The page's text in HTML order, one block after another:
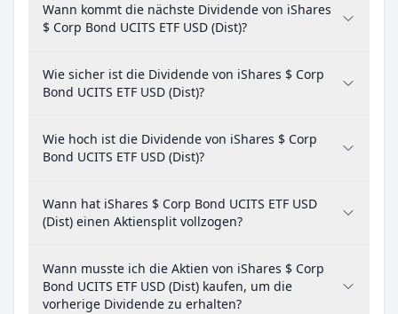
Wann kommt die nächste Dividende von iShares
$ Corp Bond UCITS ETF USD (Dist)?
Wie sicher ist die Dividende von iShares $ Corp
Bond UCITS ETF USD (Dist)?
Wie hoch ist die Dividende von iShares $ Corp
Bond UCITS ETF USD (Dist)?
Wann hat iShares $ Corp Bond UCITS ETF USD
(Dist) einen Aktiensplit vollzogen?
Wann musste ich die Aktien von iShares $ Corp
Bond UCITS ETF USD (Dist) kaufen, um die
vorherige Dividende zu erhalten?